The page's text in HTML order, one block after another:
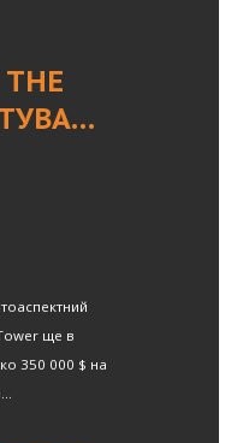
ще в
350 000 $ на